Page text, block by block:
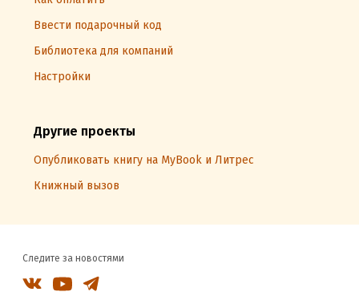
Ввести подарочный код
Библиотека для компаний
Настройки
Другие проекты
Опубликовать книгу на MyBook и Литрес
Книжный вызов
Следите за новостями